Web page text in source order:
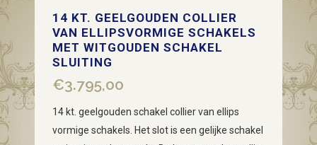
14 KT. GEELGOUDEN COLLIER
VAN ELLIPSVORMIGE SCHAKELS
MET WITGOUDEN SCHAKEL
SLUITING
€3.795,00
14 kt. geelgouden schakel collier van ellips
vormige schakels. Het slot is een gelijke schakel